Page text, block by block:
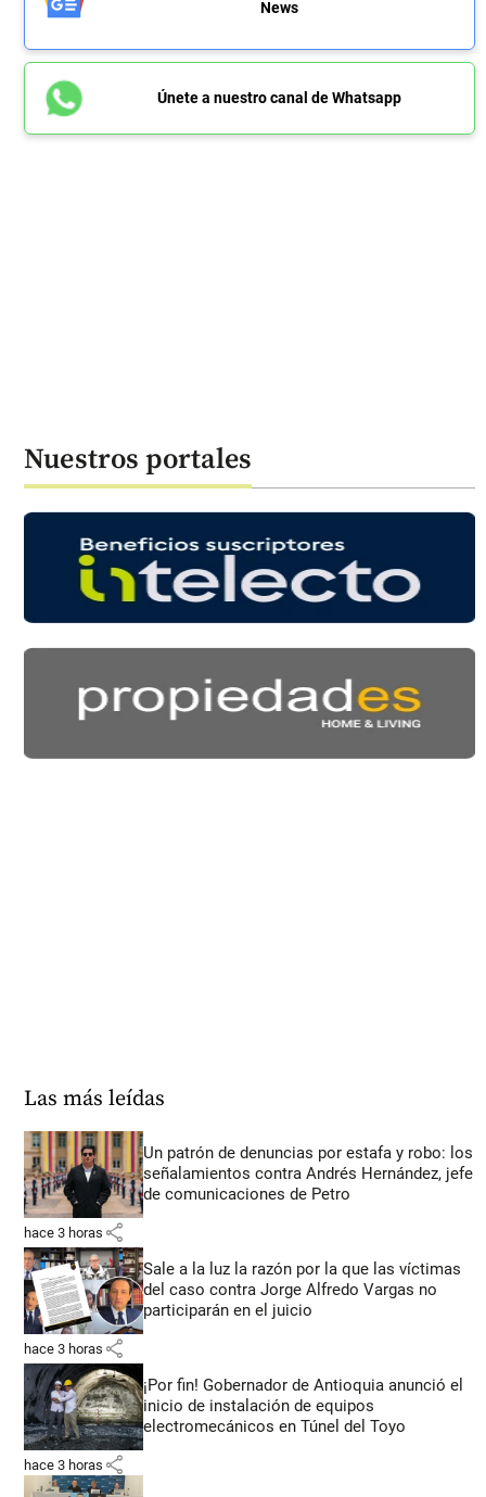
News
Únete a nuestro canal de Whatsapp
Nuestros portales
Las más leídas
Un patrón de denuncias por estafa y robo: los
señalamientos contra Andrés Hernández, jefe
de comunicaciones de Petro
hace 3 horas share
Sale a la luz la razón por la que las víctimas
del caso contra Jorge Alfredo Vargas no
participarán en el juicio
hace 3 horas share
¡Por fin! Gobernador de Antioquia anunció el
inicio de instalación de equipos
electromecánicos en Túnel del Toyo
hace 3 horas share